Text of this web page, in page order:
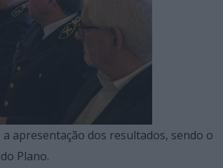
apresentação dos resultados, sendo o
Plano.